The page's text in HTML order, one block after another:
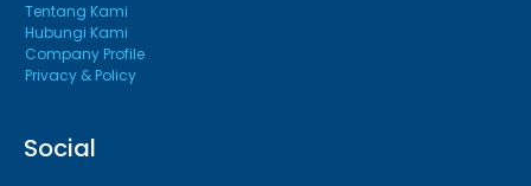
Tentang Kami
Hubungi Kami
Company Profile
Privacy & Policy
Social